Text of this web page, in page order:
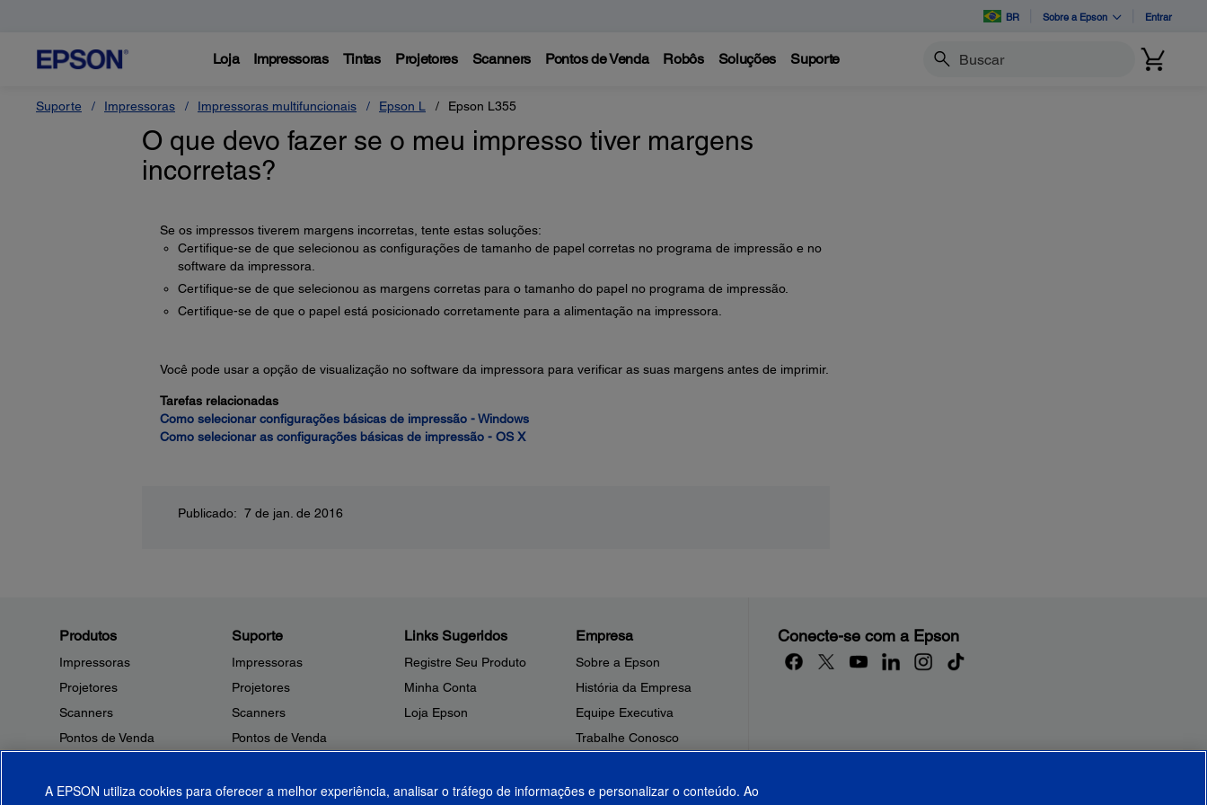
BR Sobre a Epson Entrar
Loja Impressoras Tintas Projetores Scanners Pontos de Venda Robôs Soluções Suporte Buscar
Suporte Impressoras Impressoras multifuncionais Epson L Epson L355
O que devo fazer se o meu impresso tiver margens
incorretas?
Se os impressos tiverem margens incorretas, tente estas soluções:
Certifique-se de que selecionou as configurações de tamanho de papel corretas no programa de impressão e no
software da impressora.
Certifique-se de que selecionou as margens corretas para o tamanho do papel no programa de impressão.
Certifique-se de que o papel está posicionado corretamente para a alimentação na impressora.
Você pode usar a opção de visualização no software da impressora para verificar as suas margens antes de imprimir.
Tarefas relacionadas
Como selecionar configurações básicas de impressão - Windows
Como selecionar as configurações básicas de impressão - OS X
Publicado: 7 de jan. de 2016
Produtos
Impressoras
Projetores
Scanners
Pontos de Venda
Microdispositivos
Suporte
Impressoras
Projetores
Scanners
Pontos de Venda
Outros Produtos
Links Sugeridos
Registre Seu Produto
Minha Conta
Loja Epson
Empresa
Sobre a Epson
História da Empresa
Equipe Executiva
Trabalhe Conosco
Fale Conosco
Conecte-se com a Epson
A EPSON utiliza cookies para oferecer a melhor experiência, analisar o tráfego de informações e personalizar o conteúdo. Ao